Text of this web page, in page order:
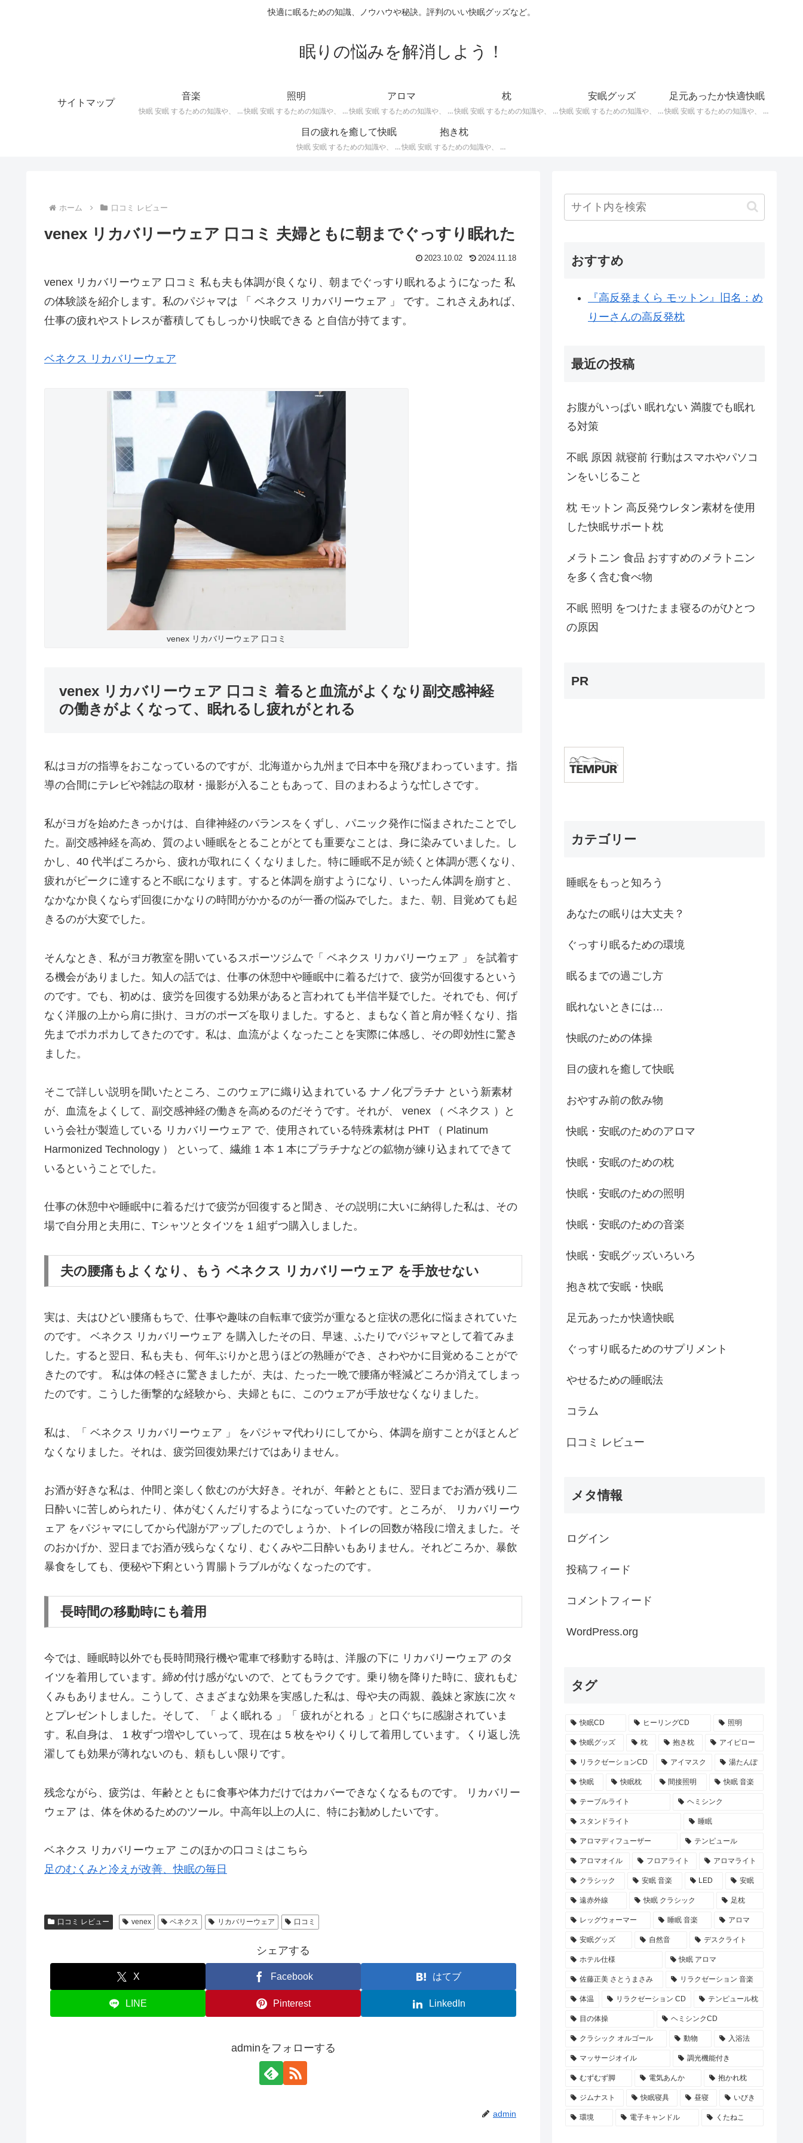
快適に眠るための知識、ノウハウや秘訣。評判のいい快眠グッズなど。
眠りの悩みを解消しよう！
サイトマップ
音楽
快眠 安眠 するための知識や、 枕 、 照明 、 アロマ など、おすすめの グッズ を紹介。 快眠 安眠 のための 音楽 CD の紹介です。 ヒーリングCD リラクゼーションCD インストゥルメンタルCD オルゴールCD ヘミシンクCD α波音楽 など。
照明
快眠 安眠 するための知識や、 枕 、 照明 、 アロマ など、おすすめの グッズ などを紹介。 快眠 安眠 のための 照明 フロアライト テーブルライト デスクライト スタンドライト など。
アロマ
快眠 安眠 するための知識や、 枕 、 照明 、 アロマ など、おすすめの グッズ などを紹介。 エッセンシャルオイル をはじめ、 アロマオイル を利用した アロマランプ 、 アロマディフューザー 、 アロマスプレー などの紹介です。
枕
快眠 安眠 するための知識や、 枕 、 照明 、 アロマ など、おすすめの グッズ などを紹介。 ぐっすり眠るために重要な枕選びのポイントや商品の紹介、 テンピュール 、 マニフレックス など。
安眠グッズ
快眠 安眠 するための知識や、 枕 、 照明 、 アロマ など、おすすめの グッズ などを紹介。 いろいろな 快眠 安眠 グッズ の紹介、足枕、うたた寝枕、目覚まし時計、入浴剤 など。
足元あったか快適快眠
快眠 安眠 するための知識や、 枕 、 照明 、 アロマ など、おすすめの グッズ などを紹介。 足元あったかで快適に眠るための 湯たんぽ あったか靴下 レッグウォーマー などの紹介です。
目の疲れを癒して快眠
快眠 安眠 するための知識や、 枕 、 照明 、 アロマ など、おすすめの グッズ などを紹介。 目の疲れを癒やす、 快眠、安眠 のための アイマスク アイピロー について。
抱き枕
快眠 安眠 するための知識や、 枕 、 照明 、 アロマ など、おすすめの グッズ などを紹介。 安心感を得る、リラックスして眠れるための 抱き枕 の紹介です。 妊婦さんや赤ちゃん、腰痛がある人におすすめ。
ホーム 口コミ レビュー
venex リカバリーウェア 口コミ 夫婦ともに朝までぐっすり眠れた
2023.10.02 2024.11.18
venex リカバリーウェア 口コミ 私も夫も体調が良くなり、朝までぐっすり眠れるようになった 私
の体験談を紹介します。私のパジャマは 「 ベネクス リカバリーウェア 」 です。これさえあれば、
仕事の疲れやストレスが蓄積してもしっかり快眠できる と自信が持てます。
ベネクス リカバリーウェア
venex リカバリーウェア 口コミ
venex リカバリーウェア 口コミ 着ると血流がよくなり副交感神経
の働きがよくなって、眠れるし疲れがとれる
私はヨガの指導をおこなっているのですが、北海道から九州まで日本中を飛びまわっています。指
導の合間にテレビや雑誌の取材・撮影が入ることもあって、目のまわるような忙しさです。
私がヨガを始めたきっかけは、自律神経のバランスをくずし、パニック発作に悩まされたことでし
た。副交感神経を高め、質のよい睡眠をとることがとても重要なことは、身に染みていました。し
かし、40 代半ばころから、疲れが取れにくくなりました。特に睡眠不足が続くと体調が悪くなり、
疲れがピークに達すると不眠になります。すると体調を崩すようになり、いったん体調を崩すと、
なかなか良くならず回復にかなりの時間がかかるのが一番の悩みでした。また、朝、目覚めても起
きるのが大変でした。
そんなとき、私がヨガ教室を開いているスポーツジムで「 ベネクス リカバリーウェア 」 を試着す
る機会がありました。知人の話では、仕事の休憩中や睡眠中に着るだけで、疲労が回復するという
のです。でも、初めは、疲労を回復する効果があると言われても半信半疑でした。それでも、何げ
なく洋服の上から肩に掛け、ヨガのポーズを取りました。すると、まもなく首と肩が軽くなり、指
先までポカポカしてきたのです。私は、血流がよくなったことを実際に体感し、その即効性に驚き
ました。
そこで詳しい説明を聞いたところ、このウェアに織り込まれている ナノ化プラチナ という新素材
が、血流をよくして、副交感神経の働きを高めるのだそうです。それが、 venex （ ベネクス ）と
いう会社が製造している リカバリーウェア で、使用されている特殊素材は PHT （ Platinum
Harmonized Technology ） といって、繊維 1 本 1 本にプラチナなどの鉱物が練り込まれてできて
いるということでした。
仕事の休憩中や睡眠中に着るだけで疲労が回復すると聞き、その説明に大いに納得した私は、その
場で自分用と夫用に、Tシャツとタイツを 1 組ずつ購入しました。
夫の腰痛もよくなり、もう ベネクス リカバリーウェア を手放せない
実は、夫はひどい腰痛もちで、仕事や趣味の自転車で疲労が重なると症状の悪化に悩まされていた
のです。 ベネクス リカバリーウェア を購入したその日、早速、ふたりでパジャマとして着てみま
した。すると翌日、私も夫も、何年ぶりかと思うほどの熟睡ができ、さわやかに目覚めることがで
きたのです。 私は体の軽さに驚きましたが、夫は、たった一晩で腰痛が軽減どころか消えてしまっ
たのです。こうした衝撃的な経験から、夫婦ともに、このウェアが手放せなくなりました。
私は、「 ベネクス リカバリーウェア 」 をパジャマ代わりにしてから、体調を崩すことがほとんど
なくなりました。それは、疲労回復効果だけではありません。
お酒が好きな私は、仲間と楽しく飲むのが大好き。それが、年齢とともに、翌日までお酒が残り二
日酔いに苦しめられたり、体がむくんだりするようになっていたのです。ところが、 リカバリーウ
ェア をパジャマにしてから代謝がアップしたのでしょうか、トイレの回数が格段に増えました。そ
のおかげか、翌日までお酒が残らなくなり、むくみや二日酔いもありません。それどころか、暴飲
暴食をしても、便秘や下痢という胃腸トラブルがなくなったのです。
長時間の移動時にも着用
今では、睡眠時以外でも長時間飛行機や電車で移動する時は、洋服の下に リカバリーウェア のタ
イツを着用しています。締め付け感がないので、とてもラクです。乗り物を降りた時に、疲れもむ
くみもありません。こうして、さまざまな効果を実感した私は、母や夫の両親、義妹と家族に次々
とプレゼントしました。そして、「 よく眠れる 」「 疲れがとれる 」と口ぐちに感謝されていま
す。私自身は、 1 枚ずつ増やしていって、現在は 5 枚をやりくりして着用しています。くり返し洗
濯しても効果が薄れないのも、頼もしい限りです。
残念ながら、疲労は、年齢とともに食事や体力だけではカバーできなくなるものです。 リカバリー
ウェア は、体を休めるためのツール。中高年以上の人に、特にお勧めしたいです。
ベネクス リカバリーウェア このほかの口コミはこちら
足のむくみと冷えが改善、快眠の毎日
口コミ レビュー venex ベネクス リカバリーウェア 口コミ
シェアする
X Facebook はてブ
LINE Pinterest LinkedIn
adminをフォローする
admin
おすすめ
『高反発まくら モットン』旧名：め
りーさんの高反発枕
最近の投稿
お腹がいっぱい 眠れない 満腹でも眠れ
る対策
不眠 原因 就寝前 行動はスマホやパソコ
ンをいじること
枕 モットン 高反発ウレタン素材を使用
した快眠サポート枕
メラトニン 食品 おすすめのメラトニン
を多く含む食べ物
不眠 照明 をつけたまま寝るのがひとつ
の原因
PR
カテゴリー
睡眠をもっと知ろう
あなたの眠りは大丈夫？
ぐっすり眠るための環境
眠るまでの過ごし方
眠れないときには…
快眠のための体操
目の疲れを癒して快眠
おやすみ前の飲み物
快眠・安眠のためのアロマ
快眠・安眠のための枕
快眠・安眠のための照明
快眠・安眠のための音楽
快眠・安眠グッズいろいろ
抱き枕で安眠・快眠
足元あったか快適快眠
ぐっすり眠るためのサプリメント
やせるための睡眠法
コラム
口コミ レビュー
メタ情報
ログイン
投稿フィード
コメントフィード
WordPress.org
タグ
快眠CD ヒーリングCD 照明
快眠グッズ 枕 抱き枕 アイピロー
リラクゼーションCD アイマスク 湯たんぽ
快眠 快眠枕 間接照明 快眠 音楽
テーブルライト ヘミシンク
スタンドライト 睡眠
アロマディフューザー テンピュール
アロマオイル フロアライト アロマライト
クラシック 安眠 音楽 LED 安眠
遠赤外線 快眠 クラシック 足枕
レッグウォーマー 睡眠 音楽 アロマ
安眠グッズ 自然音 デスクライト
ホテル仕様 快眠 アロマ
佐藤正美 さとうまさみ リラクゼーション 音楽
体温 リラクゼーション CD テンピュール枕
目の体操 ヘミシンクCD
クラシック オルゴール 動物 入浴法
マッサージオイル 調光機能付き
むずむず脚 電気あんか 抱かれ枕
ジムナスト 快眠寝具 昼寝 いびき
環境 電子キャンドル くたねこ